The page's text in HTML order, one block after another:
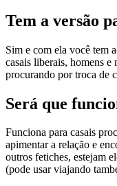
Tem a versão
Sim e com ela você tem
casais liberais, homens
procurando por troca de
Será que
Funciona para casais
apimentar a relação e
outros fetiches, estejam
(pode usar viajando